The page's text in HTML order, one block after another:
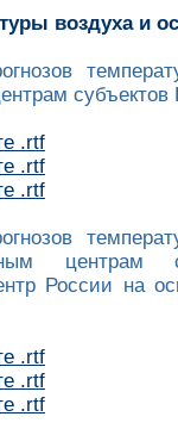
воздуха и
субъектов
.rtf
.rtf
.rtf
центрам
России на
.rtf
.rtf
.rtf